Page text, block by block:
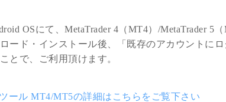
OSにて、MetaTrader 4（MT4）/MetaTrader 5
ード・インストール後、「既存のアカウントに
とで、ご利用頂けます。
ール MT4/MT5の詳細はこちらをご覧下さい